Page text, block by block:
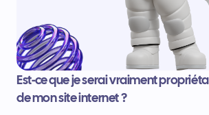
Est-ce que je serai vraiment
de mon site internet ?